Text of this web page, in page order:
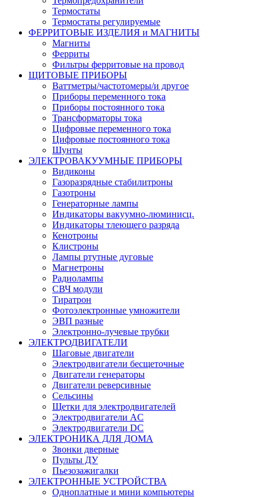
Термостаты
Термостаты регулируемые
ФЕРРИТОВЫЕ ИЗДЕЛИЯ и МАГНИТЫ
Магниты
Ферриты
Фильтры ферритовые на провод
ЩИТОВЫЕ ПРИБОРЫ
Ваттметры/частотомеры/и другое
Приборы переменного тока
Приборы постоянного тока
Трансформаторы тока
Цифровые переменного тока
Цифровые постоянного тока
Шунты
ЭЛЕКТРОВАКУУМНЫЕ ПРИБОРЫ
Видиконы
Газоразрядные стабилитроны
Газотроны
Генераторные лампы
Индикаторы вакуумно-люминисц.
Индикаторы тлеющего разряда
Кенотроны
Клистроны
Лампы ртутные дуговые
Магнетроны
Радиолампы
СВЧ модули
Тиратрон
Фотоэлектронные умножители
ЭВП разные
Электронно-лучевые трубки
ЭЛЕКТРОДВИГАТЕЛИ
Шаговые двигатели
Электродвигатели бесщеточные
Двигатели генераторы
Двигатели реверсивные
Сельсины
Щетки для электродвигателей
Электродвигатели AC
Электродвигатели DC
ЭЛЕКТРОНИКА ДЛЯ ДОМА
Звонки дверные
Пульты ДУ
Пьезозажигалки
ЭЛЕКТРОННЫЕ УСТРОЙСТВА
Одноплатные и мини компьютеры